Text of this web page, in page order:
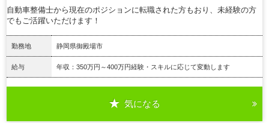
自動車整備士から現在のポジションに転職された方もおり、未経験の方
でもご活躍いただけます！
勤務地 静岡県御殿場市
給与 年収：350万円～400万円経験・スキルに応じて変動します
気になる